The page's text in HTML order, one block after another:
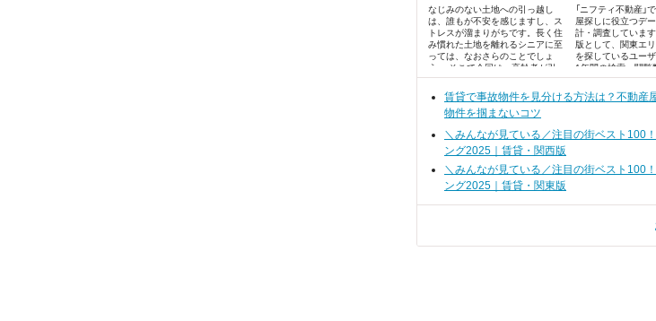
なじみのない土地への引っ越し
は、誰もが不安を感じますし、ス
トレスが溜まりがちです。長く住
み慣れた土地を離れるシニアに至
っては、なおさらのことでしょ
う。 そこで今回は、高齢者が引っ
越しをするときに、家族が気をつ
けたいポイントと対策をまとめま
した。
「ニフティ不動産」
屋探しに役立つデ
計・調査していま
版として、関東エ
を探しているユー
1年間の検索・閲覧
った、注目の街ラ
100を発表します！
賃貸で事故物件を見分ける方法は？不動産
物件を掴まないコツ
＼みんなが見ている／注目の街ベスト100
ング2025｜賃貸・関西版
＼みんなが見ている／注目の街ベスト100
ング2025｜賃貸・関東版